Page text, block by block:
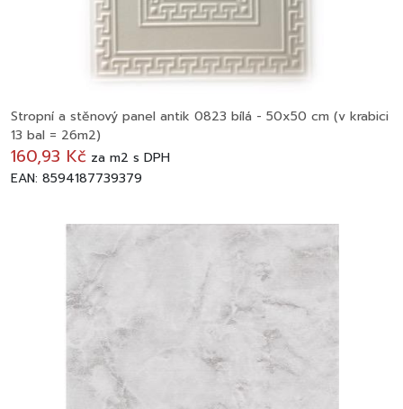
Stropní a stěnový panel antik 0823 bílá - 50x50 cm (v krabici
13 bal = 26m2)
160,93 Kč za m2 s DPH
EAN: 8594187739379